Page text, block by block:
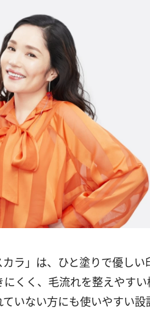
ラ」は、ひと塗りで優しい
くく、毛流れを整えやす
いない方にも使いやすい設